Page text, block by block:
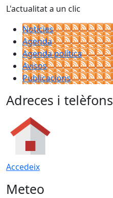
L'actualitat a un clic
Notícies
Agenda
Agenda política
Avisos
Publicacions
Adreces i telèfons
Accedeix
Meteo